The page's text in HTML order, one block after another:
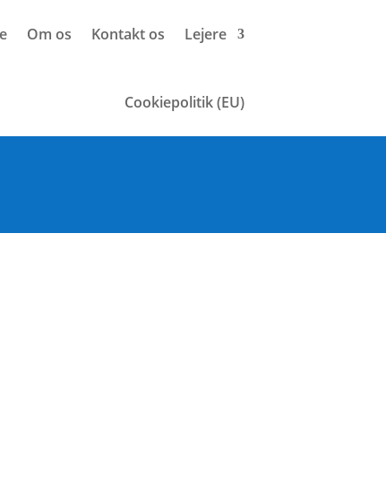
Om os Kontakt os Lejere
Cookiepolitik (EU)